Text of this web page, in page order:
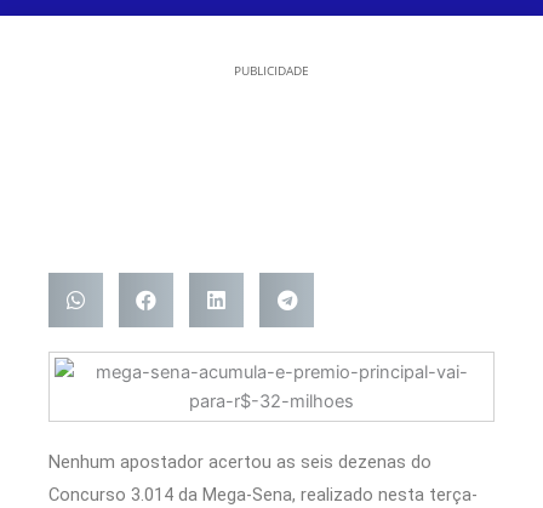
PUBLICIDADE
Nenhum apostador acertou as seis dezenas do
Concurso 3.014 da Mega-Sena, realizado nesta terça-